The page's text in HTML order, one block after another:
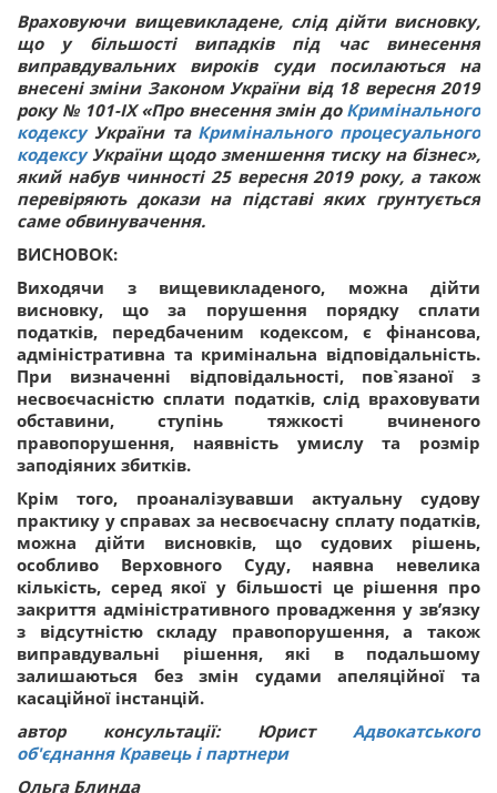
Враховуючи вищевикладене, слід дійти висновку,
що у більшості випадків під час винесення
виправдувальних вироків суди посилаються на
внесені зміни Законом України від 18 вересня 2019
року № 101-IX «Про внесення змін до Кримінального
кодексуУкраїни та Кримінального процесуального
кодексуУкраїни щодо зменшення тиску на бізнес»,
який набув чинності 25 вересня 2019 року, а також
перевіряють докази на підставі яких грунтується
саме обвинувачення.
ВИСНОВОК:
Виходячи з вищевикладеного, можна дійти
висновку, що за порушення порядку сплати
податків, передбаченим кодексом, є фінансова,
адміністративна та кримінальна відповідальність.
При визначенні відповідальності, пов`язаної з
несвоєчасністю сплати податків, слід враховувати
обставини, ступінь тяжкості вчиненого
правопорушення, наявність умислу та розмір
заподіяних збитків.
Крім того, проаналізувавши актуальну судову
практику у справах за несвоєчасну сплату податків,
можна дійти висновків, що судових рішень,
особливо Верховного Суду, наявна невелика
кількість, серед якої у більшості це рішення про
закриття адміністративного провадження у зв’язку
з відсутністю складу правопорушення, а також
виправдувальні рішення, які в подальшому
залишаються без змін судами апеляційної та
касаційної інстанцій.
автор консультації: Юрист Адвокатського
об'єднання Кравець і партнери
Ольга Блинда